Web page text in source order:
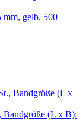
mm, gelb, 500
Bandgröße (L x B):